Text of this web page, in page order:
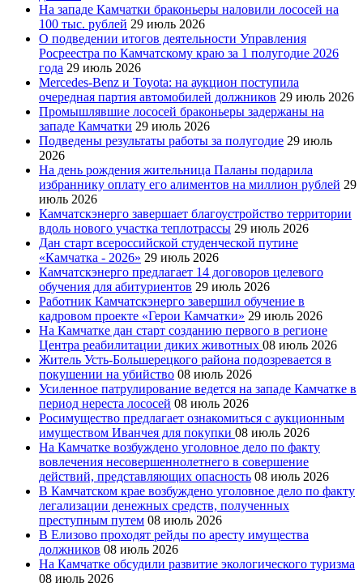
На западе Камчатки браконьеры наловили лососей на
100 тыс. рублей 29 июль 2026
О подведении итогов деятельности Управления
Росреестра по Камчатскому краю за 1 полугодие 2026
года 29 июль 2026
Mercedes-Benz и Toyota: на аукцион поступила
очередная партия автомобилей должников 29 июль 2026
Промышлявшие лососей браконьеры задержаны на
западе Камчатки 29 июль 2026
Подведены результаты работы за полугодие 29 июль
2026
На день рождения жительница Паланы подарила
избраннику оплату его алиментов на миллион рублей 29
июль 2026
Камчатскэнерго завершает благоустройство территории
вдоль нового участка теплотрассы 29 июль 2026
Дан старт всероссийской студенческой путине
«Камчатка - 2026» 29 июль 2026
Камчатскэнерго предлагает 14 договоров целевого
обучения для абитуриентов 29 июль 2026
Работник Камчатскэнерго завершил обучение в
кадровом проекте «Герои Камчатки» 29 июль 2026
На Камчатке дан старт созданию первого в регионе
Центра реабилитации диких животных 08 июль 2026
Житель Усть-Большерецкого района подозревается в
покушении на убийство 08 июль 2026
Усиленное патрулирование ведется на западе Камчатке в
период нереста лососей 08 июль 2026
Росимущество предлагает ознакомиться с аукционным
имуществом Иванчея для покупки 08 июль 2026
На Камчатке возбуждено уголовное дело по факту
вовлечения несовершеннолетнего в совершение
действий, представляющих опасность 08 июль 2026
В Камчатском крае возбуждено уголовное дело по факту
легализации денежных средств, полученных
преступным путем 08 июль 2026
В Елизово проходят рейды по аресту имущества
должников 08 июль 2026
На Камчатке обсудили развитие экологического туризма
08 июль 2026